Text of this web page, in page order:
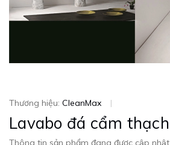
Thương hiệu: CleanMax |
Lavabo đá cẩm thạch
Thông tin sản phẩm đang được cập nhật